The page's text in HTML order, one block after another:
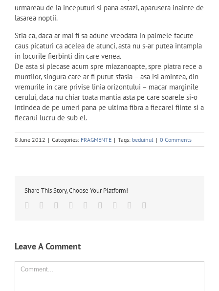
urmareau de la inceputuri si pana astazi, aparusera inainte de
lasarea noptii.
Stia ca, daca ar mai fi sa adune vreodata in palmele facute
caus picaturi ca acelea de atunci, asta nu s-ar putea intampla
in locurile fierbinti din care venea.
De asta si plecase acum spre miazanoapte, spre piatra rece a
muntilor, singura care ar fi putut sfasia – asa isi amintea, din
vremurile in care privise linia orizontului – macar marginile
cerului, daca nu chiar toata mantia asta pe care soarele si-o
intindea de pe umeri pana pe ultima fibra a fiecarei fiinte si a
fiecarui lucru de sub el.
8 June 2012 | Categories: FRAGMENTE | Tags: beduinul | 0 Comments
Share This Story, Choose Your Platform!
Facebook
TwitterLinkedin
Reddit TumblrGoogle+Pinterest
Leave A Comment
Comment